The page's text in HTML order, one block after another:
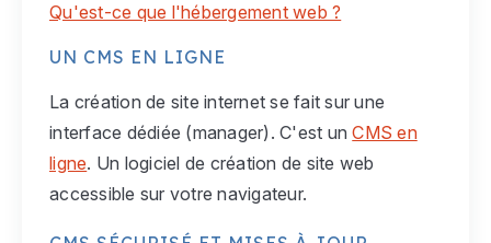
Qu'est-ce que l'hébergement web ?
UN CMS EN LIGNE
La création de site internet se fait sur une
interface dédiée (manager). C'est unCMS en
ligne. Un logiciel de création de site web
accessible sur votre navigateur.